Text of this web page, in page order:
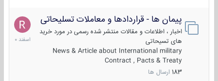
پیمان ها - قراردادها و معاملات تسلیحاتی
اخبار ، اطلاعات و مقالات منتشر شده رسمی در مورد خرید
های تسیحاتی
News & Article about International military
Contract , Pacts & Treaty
183 ارسال ها
7
اسفند
1400